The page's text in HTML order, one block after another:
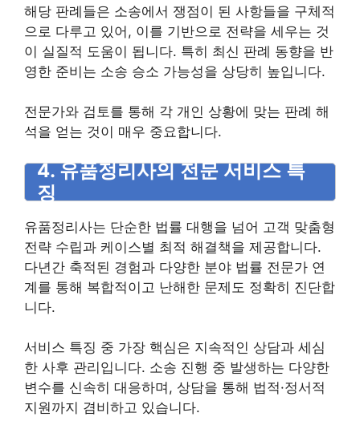
해당 판례들은 소송에서 쟁점이 된 사항들을 구체적
으로 다루고 있어, 이를 기반으로 전략을 세우는 것
이 실질적 도움이 됩니다. 특히 최신 판례 동향을 반
영한 준비는 소송 승소 가능성을 상당히 높입니다.
전문가와 검토를 통해 각 개인 상황에 맞는 판례 해
석을 얻는 것이 매우 중요합니다.
4. 유품정리사의 전문 서비스 특
징
유품정리사는 단순한 법률 대행을 넘어 고객 맞춤형
전략 수립과 케이스별 최적 해결책을 제공합니다.
다년간 축적된 경험과 다양한 분야 법률 전문가 연
계를 통해 복합적이고 난해한 문제도 정확히 진단합
니다.
서비스 특징 중 가장 핵심은 지속적인 상담과 세심
한 사후 관리입니다. 소송 진행 중 발생하는 다양한
변수를 신속히 대응하며, 상담을 통해 법적·정서적
지원까지 겸비하고 있습니다.